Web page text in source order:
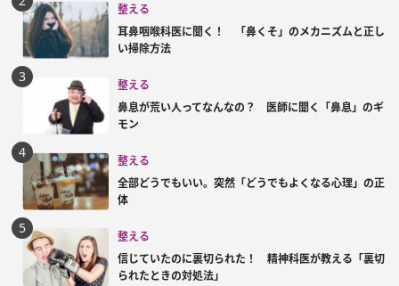
整える
耳鼻咽喉科医に聞く！ 「鼻くそ」のメカニズムと正し
い掃除方法
整える
鼻息が荒い人ってなんなの？ 医師に聞く「鼻息」のギ
モン
整える
全部どうでもいい。突然「どうでもよくなる心理」の正
体
整える
信じていたのに裏切られた！ 精神科医が教える「裏切
られたときの対処法」